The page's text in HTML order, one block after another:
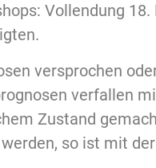
Vollendung
versprochen
verfallen
Zustand
so ist mit